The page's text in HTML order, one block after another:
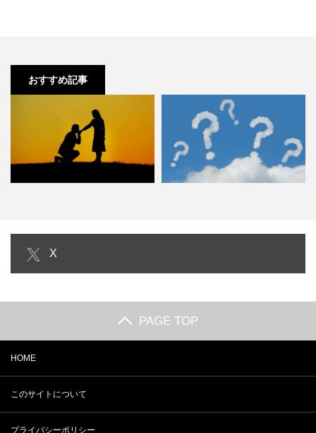
おすすめ記事
は？場所で意味が異なるって…
X
PAGE TOP
HOME
このサイトについて
プライバシーポリシー